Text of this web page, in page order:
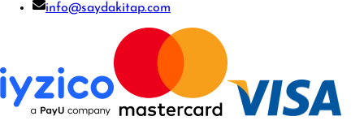
info@saydakitap.com